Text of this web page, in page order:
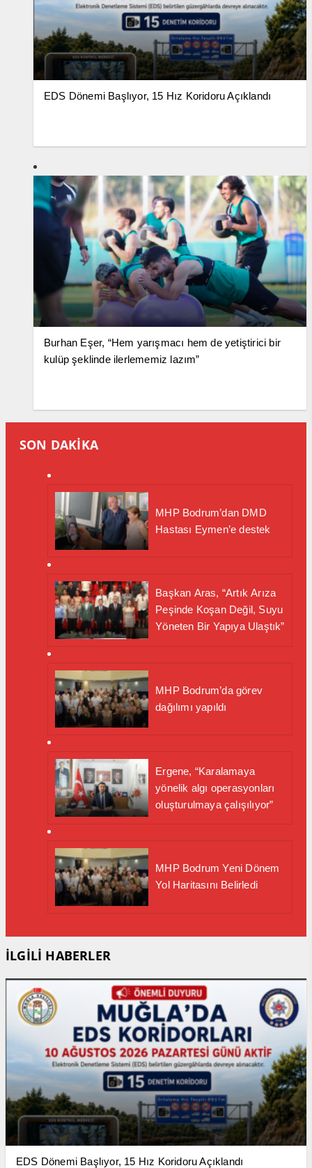
EDS Dönemi Başlıyor, 15 Hız Koridoru Açıklandı
Burhan Eşer, “Hem yarışmacı hem de yetiştirici bir
kulüp şeklinde ilerlememiz lazım”
SON DAKİKA
MHP Bodrum’dan DMD
Hastası Eymen’e destek
Başkan Aras, “Artık Arıza
Peşinde Koşan Değil, Suyu
Yöneten Bir Yapıya Ulaştık”
MHP Bodrum’da görev
dağılımı yapıldı
Ergene, “Karalamaya
yönelik algı operasyonları
oluşturulmaya çalışılıyor”
MHP Bodrum Yeni Dönem
Yol Haritasını Belirledi
İLGİLİ HABERLER
EDS Dönemi Başlıyor, 15 Hız Koridoru Açıklandı